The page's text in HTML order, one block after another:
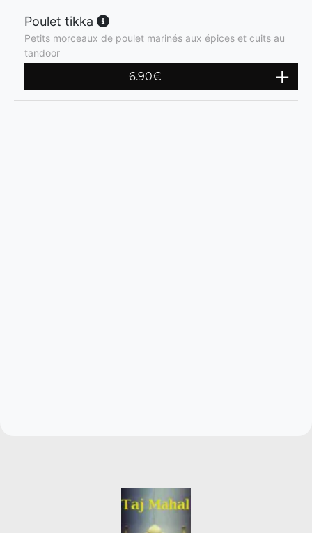
Poulet tikka
Petits morceaux de poulet marinés aux épices et cuits au
tandoor
6.90€